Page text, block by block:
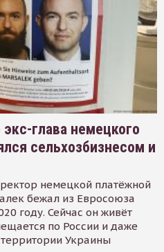
глава немецкого
сельхозбизнесом и
немецкой платёжной
бежал из Евросоюза
году. Сейчас он живёт
по России и даже
Украины